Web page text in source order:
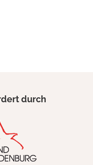
durch